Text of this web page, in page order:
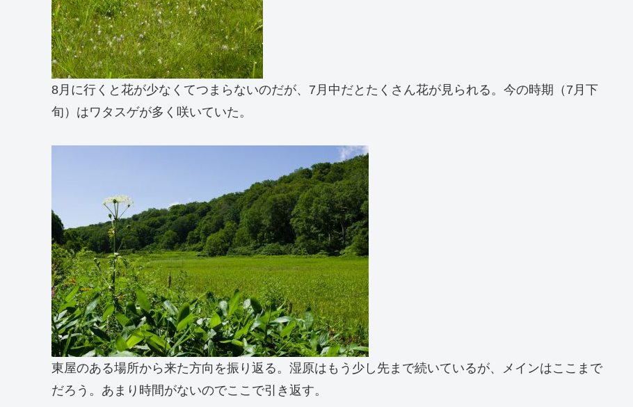
8月に行くと花が少なくてつまらないのだが、7月中だとたくさん花が見られる。今の時期（7月下
旬）はワタスゲが多く咲いていた。
東屋のある場所から来た方向を振り返る。湿原はもう少し先まで続いているが、メインはここまで
だろう。あまり時間がないのでここで引き返す。